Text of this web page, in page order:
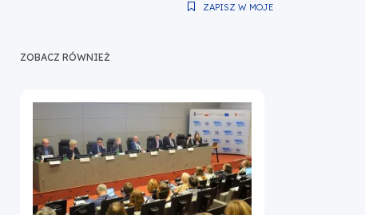
ZAPISZ W MOJE
ZOBACZ RÓWNIEŻ